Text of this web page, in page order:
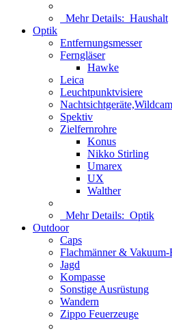
Mehr Details: Haushalt
Optik
Entfernungsmesser
Ferngläser
Hawke
Leica
Leuchtpunktvisiere
Spektiv
Zielfernrohre
Konus
Nikko Stirling
Umarex
UX
Walther
Mehr Details: Optik
Outdoor
Caps
Flachmänner & Vakuum-
Jagd
Kompasse
Sonstige Ausrüstung
Wandern
Zippo Feuerzeuge